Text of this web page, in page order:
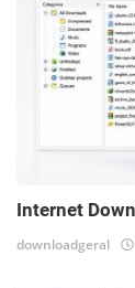
Internet
downloadgeral